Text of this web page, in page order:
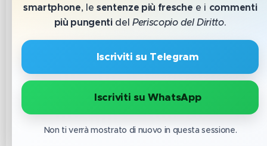
smartphone, le sentenze più fresche e i commenti
più pungentidelPeriscopio del Diritto.
🔹 Iscriviti su Telegram
🔹 Iscriviti su WhatsApp
Non ti verrà mostrato di nuovo in questa sessione.
Trova subito
ciò che
cerchi
Esplora sentenze, articoli,